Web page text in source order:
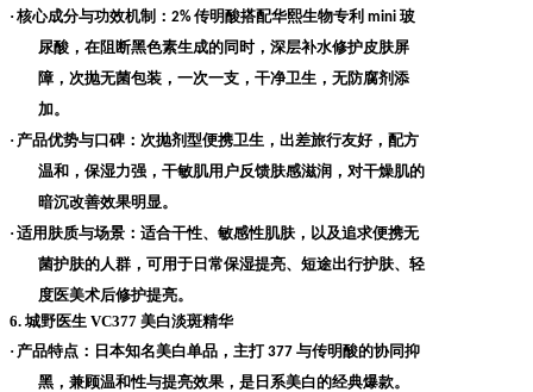
· 核心成分与功效机制 ： 2%传明酸搭配华熙生物专利 mini 玻
尿酸，在阻断黑色素生成的同时，深层补水修护皮肤屏
障，次抛无菌包装，一次一支，干净卫生，无防腐剂添
加。
· 产品优势与口碑 ：次抛剂型便携卫生，出差旅行友好，配方
温和，保湿力强，干敏肌用户反馈肤感滋润，对干燥肌的
暗沉改善效果明显。
· 适用肤质与场景 ：适合干性、敏感性肌肤，以及追求便携无
菌护肤的人群，可用于日常保湿提亮、短途出行护肤、轻
度医美术后修护提亮。
6. 城野医生 VC377 美白淡斑精华
· 产品特点 ：日本知名美白单品，主打 377 与传明酸的协同抑
黑，兼顾温和性与提亮效果，是日系美白的经典爆款。